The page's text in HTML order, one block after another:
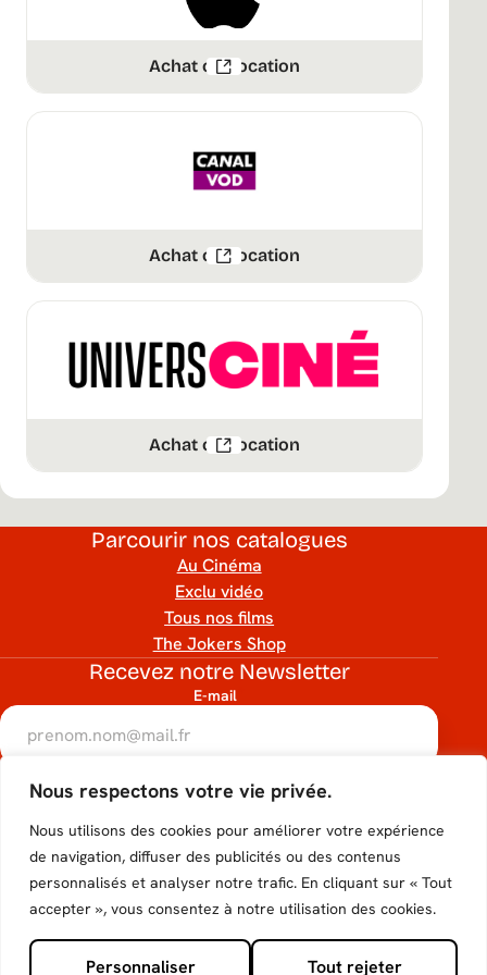
Nous respectons votre vie privée.
Nous utilisons des cookies pour améliorer votre expérience
de navigation, diffuser des publicités ou des contenus
personnalisés et analyser notre trafic. En cliquant sur « Tout
accepter », vous consentez à notre utilisation des cookies.
Personnaliser Tout rejeter
Achat ou Location
Achat ou Location
Achat ou Location
Parcourir nos catalogues
Au Cinéma
Exclu vidéo
Tous nos films
The Jokers Shop
Recevez notre Newsletter
E-mail
J’accepte que mon adresse e-mail soit utilisée conformément
à notre politique de confidentialité.
hCaptcha
S'inscrire
Suivez-nous
Accéder
au
compte
Tiktok
Accéder
au
compte
Facebook
Accéder
au
compte
Instagram
Accéder
au
compte
Youtube
Accéder
au
compte
X de